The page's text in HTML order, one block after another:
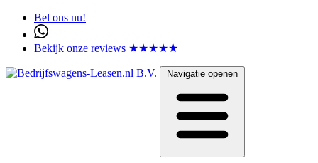
Bel ons nu!
Bekijk onze reviews ★★★★★
Navigatie openen